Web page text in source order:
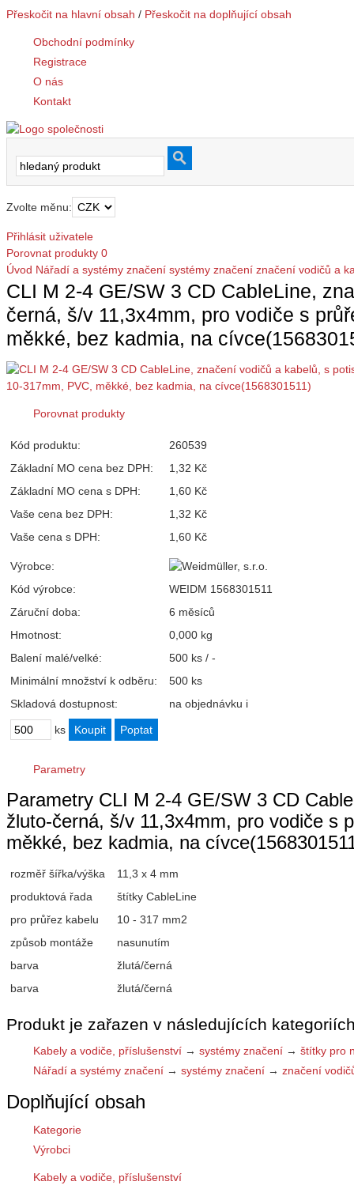
Přeskočit na hlavní obsah / Přeskočit na doplňující obsah
Obchodní podmínky
Registrace
O nás
Kontakt
Zvolte měnu:
Přihlásit uživatele
Porovnat produkty 0
Úvod Nářadí a systémy značení systémy značení značení vodičů a
CLI M 2-4 GE/SW 3 CD CableLine,
černá, š/v 11,3x4mm, pro vodiče s
měkké, bez kadmia, na
Porovnat produkty
Kód produktu:
260539
Základní MO cena bez DPH:
1,32 Kč
Základní MO cena s DPH:
1,60 Kč
Vaše cena bez DPH:
1,32 Kč
Vaše cena s DPH:
1,60 Kč
Výrobce:
Kód výrobce:
WEIDM 1568301511
Záruční doba:
6 měsíců
Hmotnost:
0,000 kg
Balení malé/velké:
500 ks / -
Minimální množství k odběru:
500 ks
Skladová dostupnost:
na objednávku i
ks
Parametry
Parametry CLI M 2-4 GE/SW 3 CD
žluto-černá, š/v 11,3x4mm, pro vodiče s
měkké, bez kadmia, na
rozměř šířka/výška
11,3 x 4 mm
produktová řada
štítky CableLine
pro průřez kabelu
10 - 317 mm2
způsob montáže
nasunutím
barva
žlutá/černá
barva
žlutá/černá
Produkt je zařazen v následujících
Kabely a vodiče, příslušenství → systémy značení → štítky pro
Nářadí a systémy značení → systémy značení → značení
Doplňující obsah
Kategorie
Výrobci
Kabely a vodiče, příslušenství